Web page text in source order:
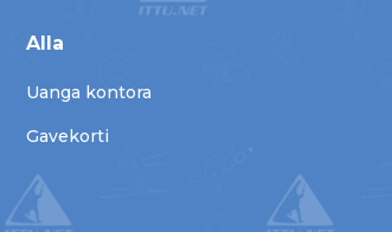
Alla
Uanga kontora
Gavekorti